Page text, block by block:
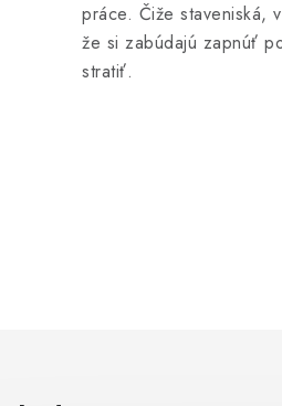
práce. Čiže staveniská,
že si zabúdajú zapnúť
stratiť.